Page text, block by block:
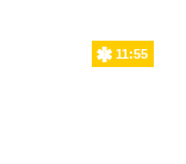
11:55